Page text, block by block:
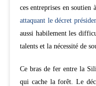
ces entreprises en soutien
attaquant le décret
aussi habilement les
talents et la nécessité de
Ce bras de fer entre la
qui cache la forêt. Le